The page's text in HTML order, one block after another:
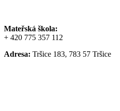
Mateřská škola:
+ 420 775 357 112
Adresa: Tršice 183, 783 57 Tršice